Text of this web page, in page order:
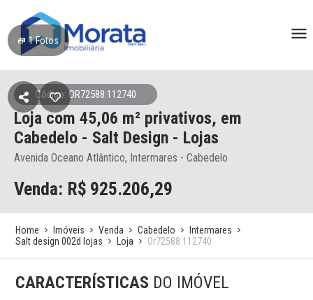
1Fotos
Código: OR72588:112740
Loja com 45,06 m² privativos, em
Cabedelo - Salt Design - Lojas
Avenida Oceano Atlântico, Intermares - Cabedelo
Venda: R$ 925.206,29
Home Imóveis Venda Cabedelo
Intermares
Salt design 002d lojas
Loja Or72588 112740
CARACTERÍSTICAS DO IMÓVEL